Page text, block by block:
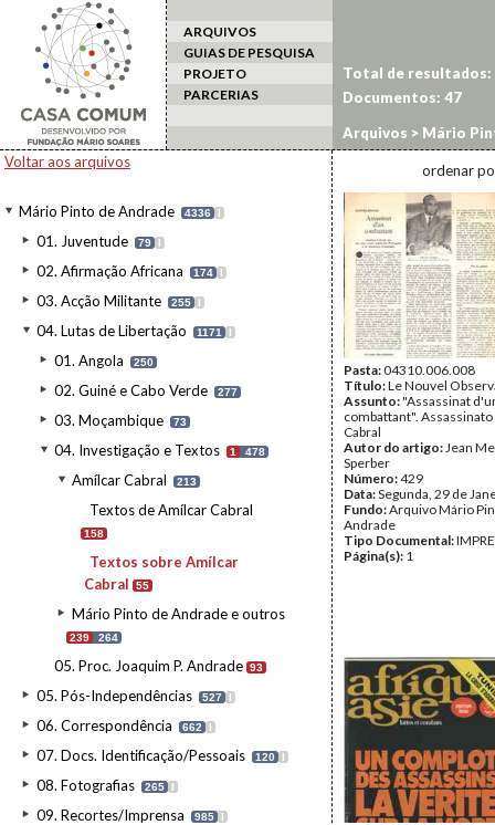
ARQUIVOS
GUIAS DE PESQUISA
PROJETO
PARCERIAS
Voltar aos arquivos
Mário Pinto de Andrade 4336 I
01. Juventude 79 I
02. Afirmação Africana 174 I
03. Acção Militante 255 I
04. Lutas de Libertação 1171 I
01. Angola 250
02. Guiné e Cabo Verde 277
03. Moçambique 73
04. Investigação e Textos 1 478
Amílcar Cabral 213
Textos de Amílcar Cabral
158
Textos sobre Amílcar
Cabral
55
Mário Pinto de Andrade e outros
239 264
05. Proc. Joaquim P. Andrade 93
05. Pós-Independências 527 I
06. Correspondência 662 I
07. Docs. Identificação/Pessoais 120 I
08. Fotografias 265 I
09. Recortes/Imprensa 985 I
Total de resultados:
Documentos: 47
Arquivos > Mário
>Textos sobre
ordenar
Pasta:04310.006.008
Título:Le Nouvel
Assunto:"Assassinat
combattant".
Cabral
Autor do artigo:Jean
Sperber
Número:429
Data:Segunda, 29 de
Fundo:Arquivo Mário
Andrade
Tipo Documental:
Página(s): 1